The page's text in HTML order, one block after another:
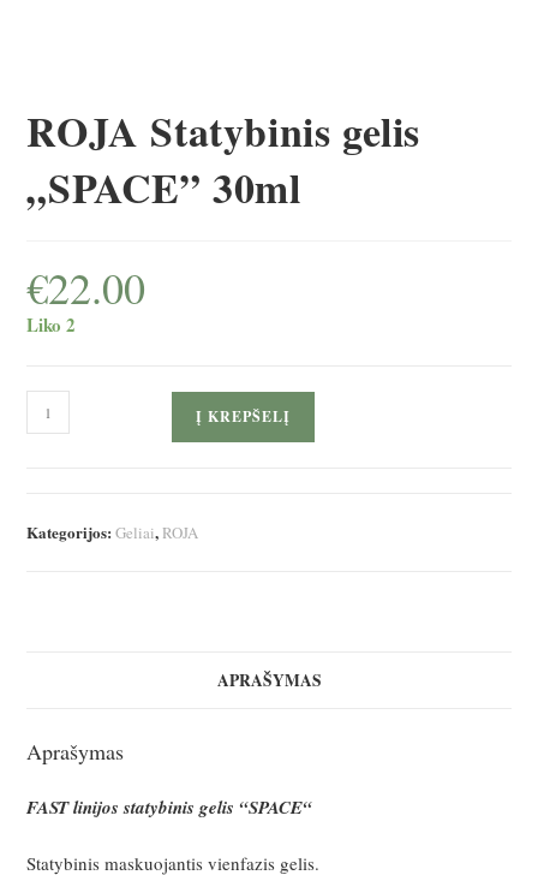
ROJA Statybinis gelis
„SPACE” 30ml
€22.00
Liko 2
produkto
kiekis:
gelis
Į KREPŠELĮ
Kategorijos:Geliai, ROJA
APRAŠYMAS
Aprašymas
FAST linijos statybinis gelis “SPACE“
Statybinis maskuojantis vienfazis gelis.